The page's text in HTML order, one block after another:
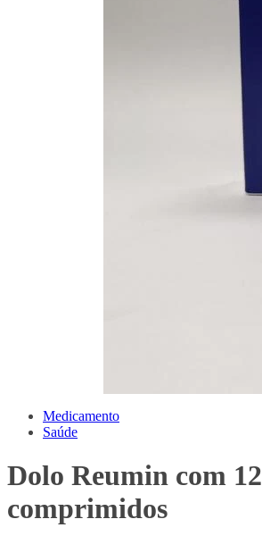
Medicamento
Saúde
Dolo Reumin com 12
comprimidos